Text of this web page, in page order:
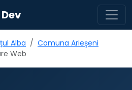
Alba
Comuna Arieşeni
Web